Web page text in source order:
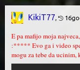
KikiT77,
E pa mafijo moja
:***** Evo ga i video
mogu za tebe da ucinim,